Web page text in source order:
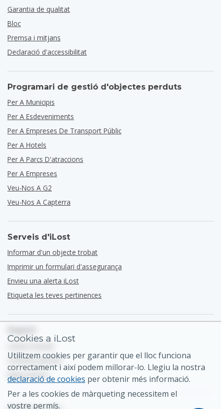
Garantia de qualitat
Bloc
Premsa i mitjans
Declaració d'accessibilitat
Programari de gestió d'objectes perduts
Per A Municipis
Per A Esdeveniments
Per A Empreses De Transport Públic
Per A Hotels
Per A Parcs D'atraccions
Per A Empreses
Veu-Nos A G2
Veu-Nos A Capterra
Serveis d'iLost
Informar d'un objecte trobat
Imprimir un formulari d'assegurança
Envieu una alerta iLost
Etiqueta les teves pertinences
Contacte general
Mapa del lloc
Cookies a iLost
Utilitzem cookies per garantir que el lloc funciona
correctament i així podem millorar-lo. Llegiu la nostra
declaració de cookies per obtenir més informació.
Per a les cookies de màrqueting necessitem el
vostre permís.